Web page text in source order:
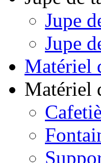
Jupe
Jupe
Matériel
Matériel